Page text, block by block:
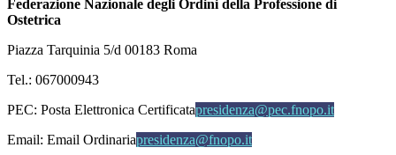
Federazione Nazionale degli Ordini della Professione di
Ostetrica
Piazza Tarquinia 5/d 00183 Roma
Tel.: 067000943
PEC: Posta Elettronica Certificatapresidenza@pec.fnopo.it
Email: Email Ordinariapresidenza@fnopo.it